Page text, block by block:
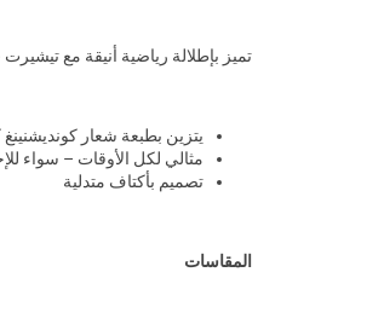
تميز بإطلالة رياضية أنيقة مع
يتزين بطبعة شعار
مثالي لكل الأوقات – سواء
تصميم بأكتاف متدلية
المقاسات